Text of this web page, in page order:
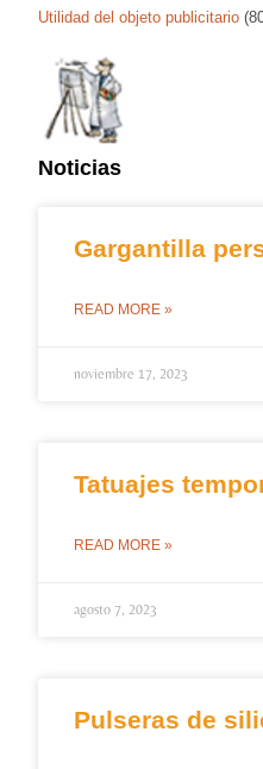
Utilidad del objeto publicitario
Noticias
Gargantilla
READ MORE »
noviembre 17, 2023
Tatuajes
READ MORE »
agosto 7, 2023
Pulseras de